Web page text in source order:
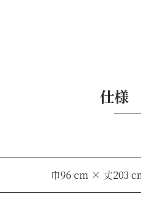
仕様
巾96 cm × 丈203